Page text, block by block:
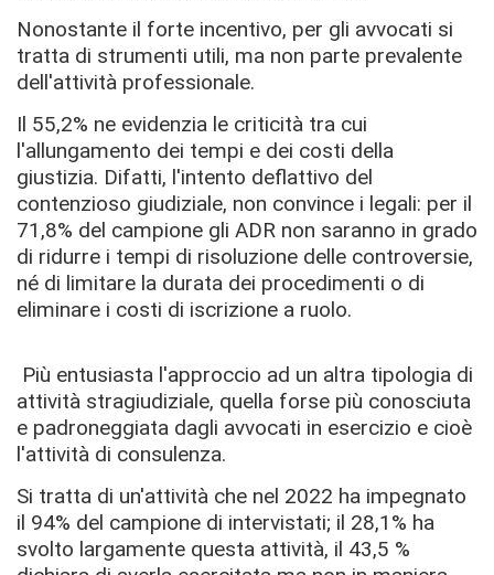
Nonostante il forte incentivo, per gli avvocati si
tratta di strumenti utili, ma non parte prevalente
dell'attività professionale.
Il 55,2% ne evidenzia le criticità tra cui
l'allungamento dei tempi e dei costi della
giustizia. Difatti, l'intento deflattivo del
contenzioso giudiziale, non convince i legali: per il
71,8% del campione gli ADR non saranno in grado
di ridurre i tempi di risoluzione delle controversie,
né di limitare la durata dei procedimenti o di
eliminare i costi di iscrizione a ruolo.
Più entusiasta l'approccio ad un altra tipologia di
attività stragiudiziale, quella forse più conosciuta
e padroneggiata dagli avvocati in esercizio e cioè
l'attività di consulenza.
Si tratta di un'attività che nel 2022 ha impegnato
il 94% del campione di intervistati; il 28,1% ha
svolto largamente questa attività, il 43,5 %